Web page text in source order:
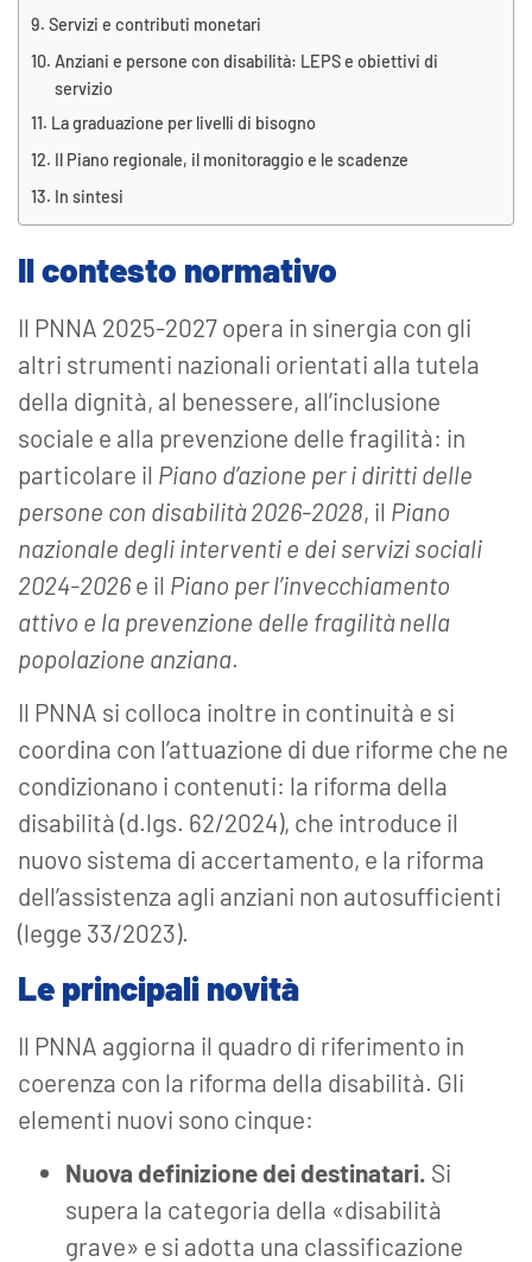
Servizi e contributi monetari
Anziani e persone con disabilità: LEPS e obiettivi di
servizio
La graduazione per livelli di bisogno
Il Piano regionale, il monitoraggio e le scadenze
In sintesi
Il contesto normativo
Il PNNA 2025-2027 opera in sinergia con gli
altri strumenti nazionali orientati alla tutela
della dignità, al benessere, all’inclusione
sociale e alla prevenzione delle fragilità: in
particolare il Piano d’azione per i diritti delle
persone con disabilità 2026-2028, il Piano
nazionale degli interventi e dei servizi sociali
2024-2026 e il Piano per l’invecchiamento
attivo e la prevenzione delle fragilità nella
popolazione anziana.
Il PNNA si colloca inoltre in continuità e si
coordina con l’attuazione di due riforme che ne
condizionano i contenuti: la riforma della
disabilità (d.lgs. 62/2024), che introduce il
nuovo sistema di accertamento, e la riforma
dell’assistenza agli anziani non autosufficienti
(legge 33/2023).
Le principali novità
Il PNNA aggiorna il quadro di riferimento in
coerenza con la riforma della disabilità. Gli
elementi nuovi sono cinque:
Nuova definizione dei destinatari. Si
supera la categoria della «disabilità
grave» e si adotta una classificazione